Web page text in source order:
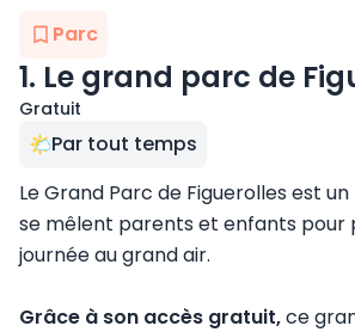
Parc
1. Le grand parc de
Gratuit
Par tout temps
Le Grand Parc de Figuerolles est
se mêlent parents et enfants pour
journée au grand air.
Grâce à son accès gratuit,ce